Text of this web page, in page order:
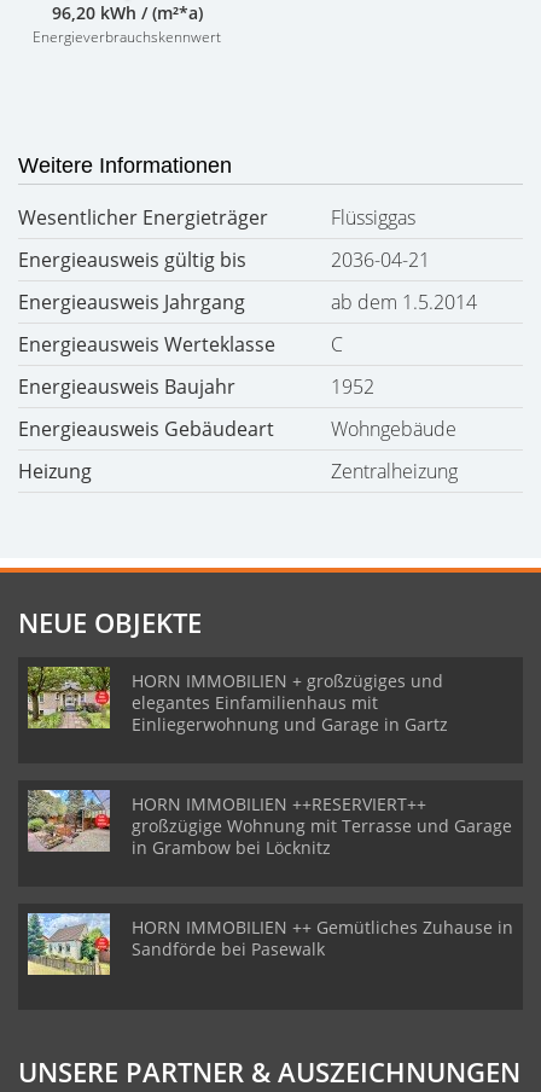
96,20 kWh / (m²*a)
Energieverbrauchskennwert
Weitere Informationen
Wesentlicher Energieträger
Flüssiggas
Energieausweis gültig bis
2036-04-21
Energieausweis Jahrgang
ab dem 1.5.2014
Energieausweis Werteklasse
C
Energieausweis Baujahr
1952
Energieausweis Gebäudeart
Wohngebäude
Heizung
Zentralheizung
NEUE OBJEKTE
HORN IMMOBILIEN + großzügiges und
elegantes Einfamilienhaus mit
Einliegerwohnung und Garage in Gartz
HORN IMMOBILIEN ++RESERVIERT++
großzügige Wohnung mit Terrasse und Garage
in Grambow bei Löcknitz
HORN IMMOBILIEN ++ Gemütliches Zuhause in
Sandförde bei Pasewalk
UNSERE PARTNER & AUSZEICHNUNGEN